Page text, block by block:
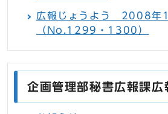
広報じょうよう 2008年
（No.1299・1300）
企画管理部秘書広報課広